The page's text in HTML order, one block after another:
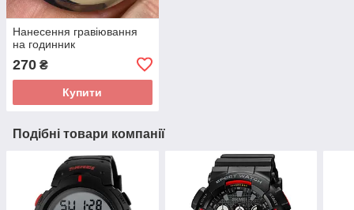
Нанесення гравіювання
на годинник
270 ₴
Купити
Подібні товари компанії